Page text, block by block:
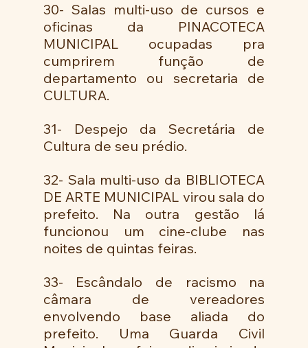
30- Salas multi-uso de cursos e
oficinas da PINACOTECA
MUNICIPAL ocupadas pra
cumprirem função de
departamento ou secretaria de
CULTURA.
31- Despejo da Secretária de
Cultura de seu prédio.
32- Sala multi-uso da BIBLIOTECA
DE ARTE MUNICIPAL virou sala do
prefeito. Na outra gestão lá
funcionou um cine-clube nas
noites de quintas feiras.
33- Escândalo de racismo na
câmara de vereadores
envolvendo base aliada do
prefeito. Uma Guarda Civil